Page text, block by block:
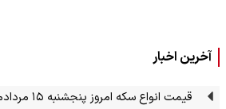
آخرین اخبار
قیمت انواع سکه امروز پنجشنبه ۱۵ مردادماه ۱۴۰۵ + جدول